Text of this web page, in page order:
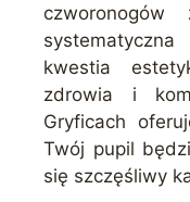
kwestia
zdrowia i
Gryficach
Twój pupil
się szczęśliwy